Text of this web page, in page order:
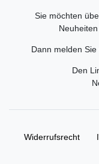
Sie möchten
Dann melden
Den
Widerrufs­recht